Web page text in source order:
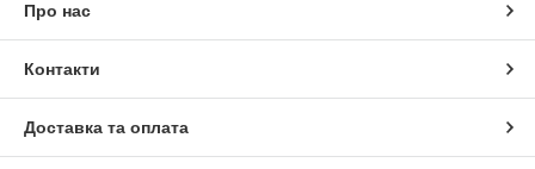
Про нас
Контакти
Доставка та оплата